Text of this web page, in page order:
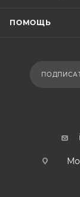
ПОМОЩЬ